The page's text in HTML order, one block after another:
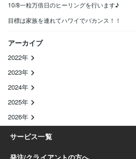
10/8一粒万倍日のヒーリングを行います♪
目標は家族を連れてハワイでバカンス！！
アーカイブ
2022年
2023年
2024年
2025年
2026年